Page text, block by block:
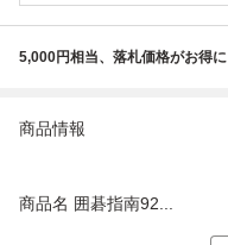
5,000円相当、落札価格がお得に
商品情報
商品名 囲碁指南92...